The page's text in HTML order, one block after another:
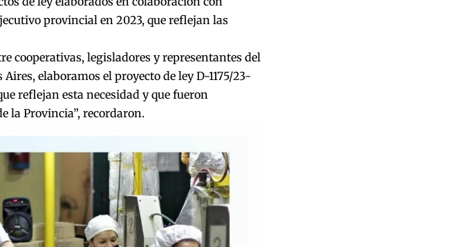
provincial en 2023, que reflejan las
cooperativas, legisladores y representantes del
elaboramos el proyecto de ley D-1175/23-
reflejan esta necesidad y que fueron
la Provincia”, recordaron.